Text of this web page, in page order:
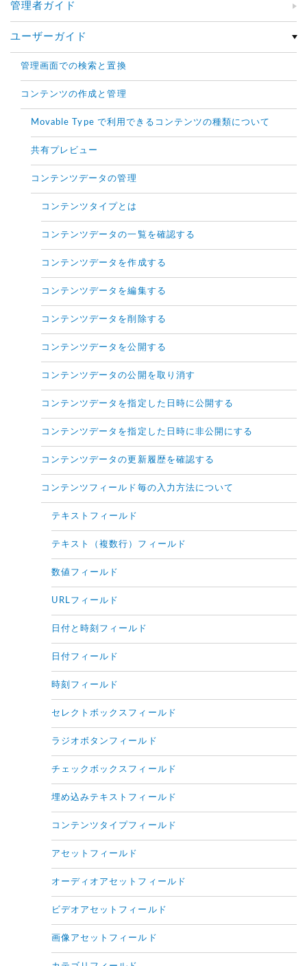
管理者ガイド
ユーザーガイド
管理画面での検索と置換
コンテンツの作成と管理
Movable Type で利用できるコンテンツの種類について
共有プレビュー
コンテンツデータの管理
コンテンツタイプとは
コンテンツデータの一覧を確認する
コンテンツデータを作成する
コンテンツデータを編集する
コンテンツデータを削除する
コンテンツデータを公開する
コンテンツデータの公開を取り消す
コンテンツデータを指定した日時に公開する
コンテンツデータを指定した日時に非公開にする
コンテンツデータの更新履歴を確認する
コンテンツフィールド毎の入力方法について
テキストフィールド
テキスト（複数行）フィールド
数値フィールド
URLフィールド
日付と時刻フィールド
日付フィールド
時刻フィールド
セレクトボックスフィールド
ラジオボタンフィールド
チェックボックスフィールド
埋め込みテキストフィールド
コンテンツタイプフィールド
アセットフィールド
オーディオアセットフィールド
ビデオアセットフィールド
画像アセットフィールド